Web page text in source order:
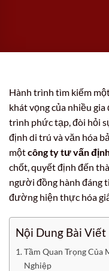
Hành trình tìm kiếm
khát vọng của nhiều
trình phức tạp, đòi hỏi
định di trú và văn hóa
mộtcông ty tư vấn
chốt, quyết định đến
người đồng hành đáng
đường hiện thực hóa
Nội Dung Bài Viết
Tầm Quan Trọng Của
Nghiệp